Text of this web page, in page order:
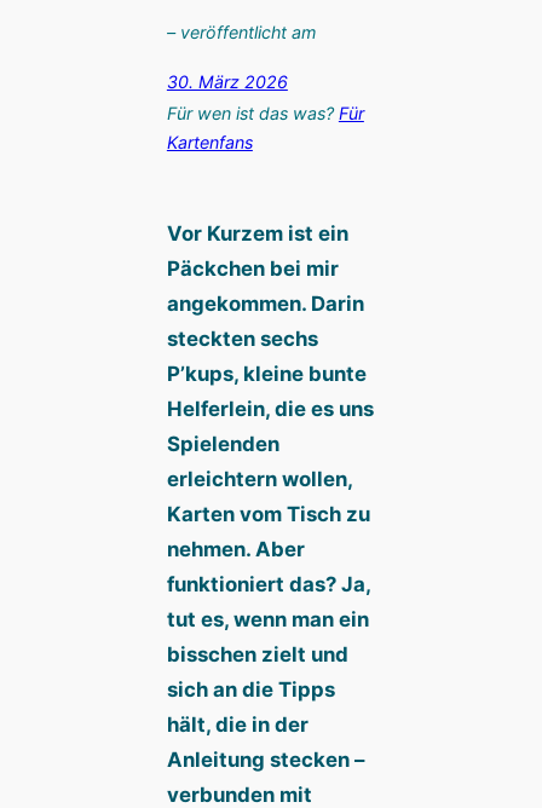
– veröffentlicht am
30. März 2026
Für wen ist das was?Für
Kartenfans
Vor Kurzem ist ein
Päckchen bei mir
angekommen. Darin
steckten sechs
P’kups, kleine bunte
Helferlein, die es uns
Spielenden
erleichtern wollen,
Karten vom Tisch zu
nehmen. Aber
funktioniert das? Ja,
tut es, wenn man ein
bisschen zielt und
sich an die Tipps
hält, die in der
Anleitung stecken –
verbunden mit